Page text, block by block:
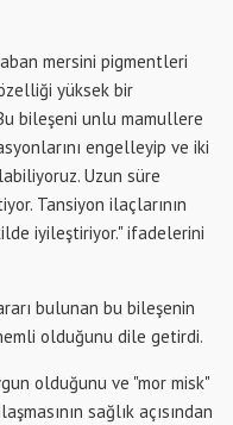
mersini pigmentleri
yüksek bir
bileşeni unlu mamullere
engelleyip ve iki
Uzun süre
Tansiyon ilaçlarının
iyileştiriyor." ifadelerini
bulunan bu bileşenin
olduğunu dile getirdi.
olduğunu ve "mor misk"
sağlık açısından